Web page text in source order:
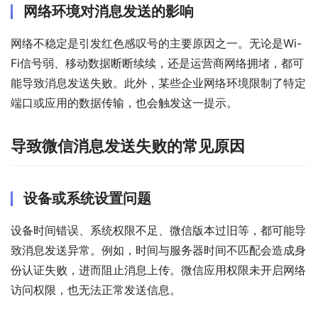
网络环境对消息发送的影响
网络不稳定是引发红色感叹号的主要原因之一。无论是Wi-
Fi信号弱、移动数据断断续续，还是运营商网络拥堵，都可
能导致消息发送失败。此外，某些企业网络环境限制了特定
端口或应用的数据传输，也会触发这一提示。
导致微信消息发送失败的常见原因
设备或系统设置问题
设备时间错误、系统权限不足、微信版本过旧等，都可能导
致消息发送异常。例如，时间与服务器时间不匹配会造成身
份认证失败，进而阻止消息上传。微信应用权限未开启网络
访问权限，也无法正常发送信息。